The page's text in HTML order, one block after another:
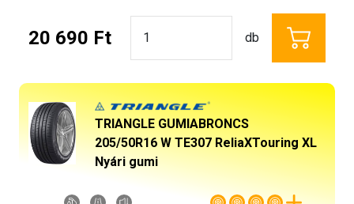
20 690 Ft db
TRIANGLE GUMIABRONCS
205/50R16 W TE307 ReliaXTouring XL
Nyári gumi